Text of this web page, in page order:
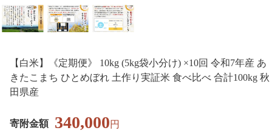
【白米】《定期便》 10kg (5kg袋小分け) ×10回 令和7年産 あ
きたこまち ひとめぼれ 土作り実証米 食べ比べ 合計100kg 秋
田県産
寄附金額 340,000円